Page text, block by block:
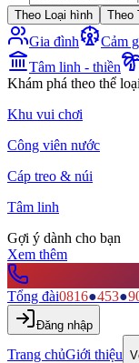
Theo Loại hình Theo
Gia đình Cảm
Tâm linh - thiền
Khám phá theo thể loại
Khu vui chơi
Công viên nước
Cáp treo & núi
Tâm linh
Gợi ý dành cho bạn
Xem thêm
Tổng đài0816●453●
Đăng nhập
Trang chủGiới thiệu